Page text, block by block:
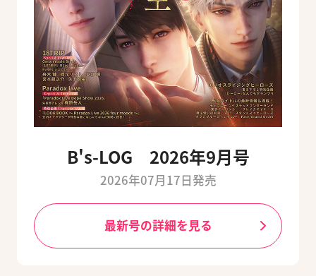
B's-LOG 2026年9月号
2026年07月17日発売
最新号の詳細を見る